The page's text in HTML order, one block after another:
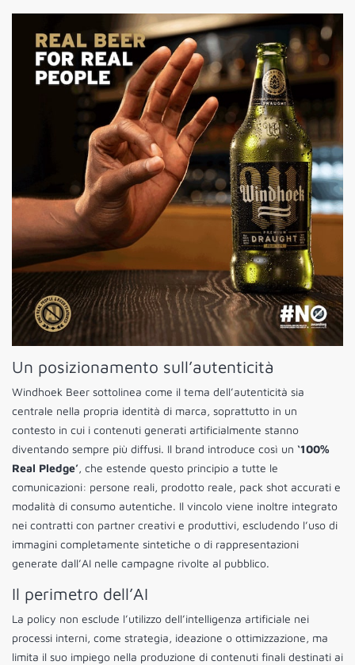
Un posizionamento sull’autenticità
Windhoek Beer sottolinea come il tema dell’autenticità sia
centrale nella propria identità di marca, soprattutto in un
contesto in cui i contenuti generati artificialmente stanno
diventando sempre più diffusi. Il brand introduce così un ‘100%
Real Pledge’, che estende questo principio a tutte le
comunicazioni: persone reali, prodotto reale, pack shot accurati e
modalità di consumo autentiche. Il vincolo viene inoltre integrato
nei contratti con partner creativi e produttivi, escludendo l’uso di
immagini completamente sintetiche o di rappresentazioni
generate dall’AI nelle campagne rivolte al pubblico.
Il perimetro dell’AI
La policy non esclude l’utilizzo dell’intelligenza artificiale nei
processi interni, come strategia, ideazione o ottimizzazione, ma
limita il suo impiego nella produzione di contenuti finali destinati ai